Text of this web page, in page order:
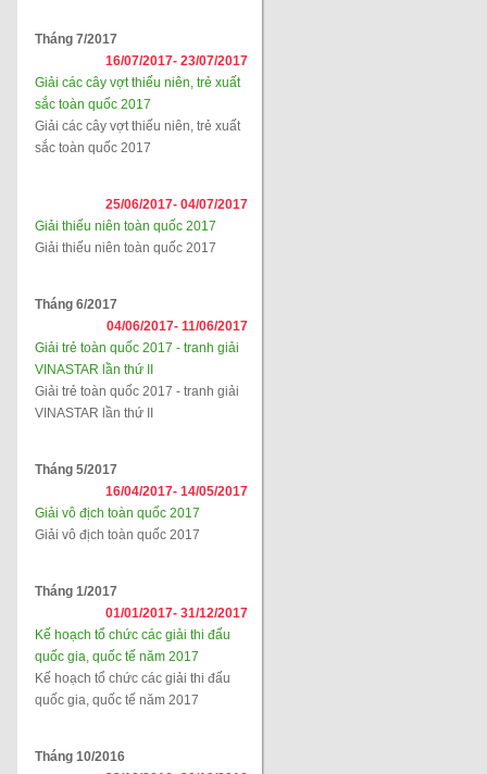
Tháng 7/2017
16/07/2017- 23/07/2017
Giải các cây vợt thiếu niên, trẻ xuất
sắc toàn quốc 2017
Giải các cây vợt thiếu niên, trẻ xuất
sắc toàn quốc 2017
25/06/2017- 04/07/2017
Giải thiếu niên toàn quốc 2017
Giải thiếu niên toàn quốc 2017
Tháng 6/2017
04/06/2017- 11/06/2017
Giải trẻ toàn quốc 2017 - tranh giải
VINASTAR lần thứ II
Giải trẻ toàn quốc 2017 - tranh giải
VINASTAR lần thứ II
Tháng 5/2017
16/04/2017- 14/05/2017
Giải vô địch toàn quốc 2017
Giải vô địch toàn quốc 2017
Tháng 1/2017
01/01/2017- 31/12/2017
Kế hoạch tổ chức các giải thi đấu
quốc gia, quốc tế năm 2017
Kế hoạch tổ chức các giải thi đấu
quốc gia, quốc tế năm 2017
Tháng 10/2016